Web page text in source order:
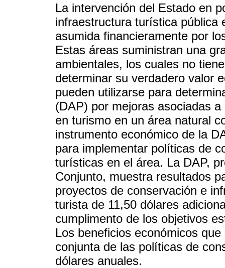
La intervención del Estado en
infraestructura turística pública
asumida financieramente por
Estas áreas suministran una
ambientales, los cuales no
determinar su verdadero valor
pueden utilizarse para
(DAP) por mejoras asociadas
en turismo en un área natural
instrumento económico de la
para implementar políticas de
turísticas en el área. La DAP,
Conjunto, muestra resultados
proyectos de conservación e
turista de 11,50 dólares
cumplimento de los objetivos
Los beneficios económicos
conjunta de las políticas de
dólares anuales.